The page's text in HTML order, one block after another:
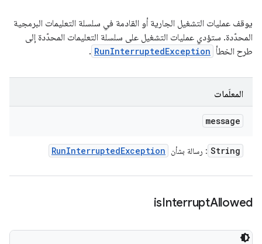
يوقف عمليات التشغيل الجارية أو القادمة في سلسلة التعليمات البرمجية
المحدّدة. ستؤدي عمليات التشغيل على سلسلة التعليمات المحدّدة إلى
طرح الخطأ RunInterruptedException
.
المعلَمات
message
String : رسالة بشأن RunInterruptedException
isInterruptAllowed